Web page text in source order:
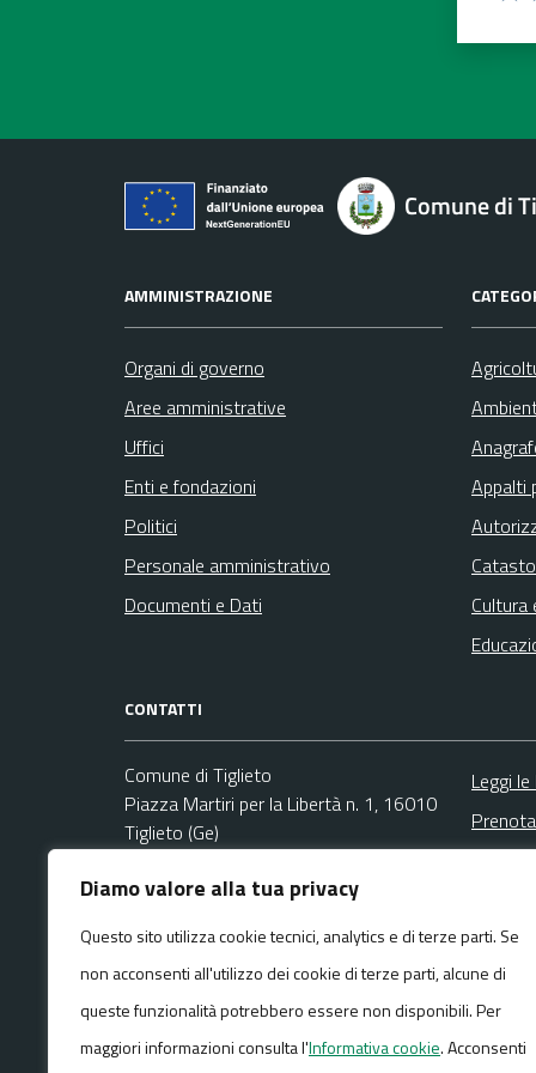
Diamo valore alla tua privacy
Questo sito utilizza cookie tecnici, analytics e di terze parti. Se
non acconsenti all'utilizzo dei cookie di terze parti, alcune di
queste funzionalità potrebbero essere non disponibili. Per
maggiori informazioni consulta l'Informativa cookie. Acconsenti
Comune di
AMMINISTRAZIONE
Organi di governo
Aree amministrative
Uffici
Enti e fondazioni
Politici
Personale amministrativo
Documenti e Dati
Appalti
Cultura
CONTATTI
Comune di Tiglieto
Piazza Martiri per la Libertà n. 1, 16010
Tiglieto (Ge)
Email:info@comune.tiglieto.ge.it
PEC:comune.tiglieto@pec.it
Centralino unico: +39 010 929001
Leggi le